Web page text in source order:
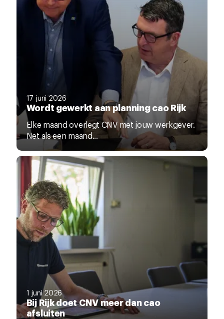
17 juni 2026
Wordt gewerkt aan planning cao Rijk
Elke maand overlegt CNV met jouw werkgever.
Net als een maand...
1 juni 2026
Bij Rijk doet CNV meer dan cao
afsluiten